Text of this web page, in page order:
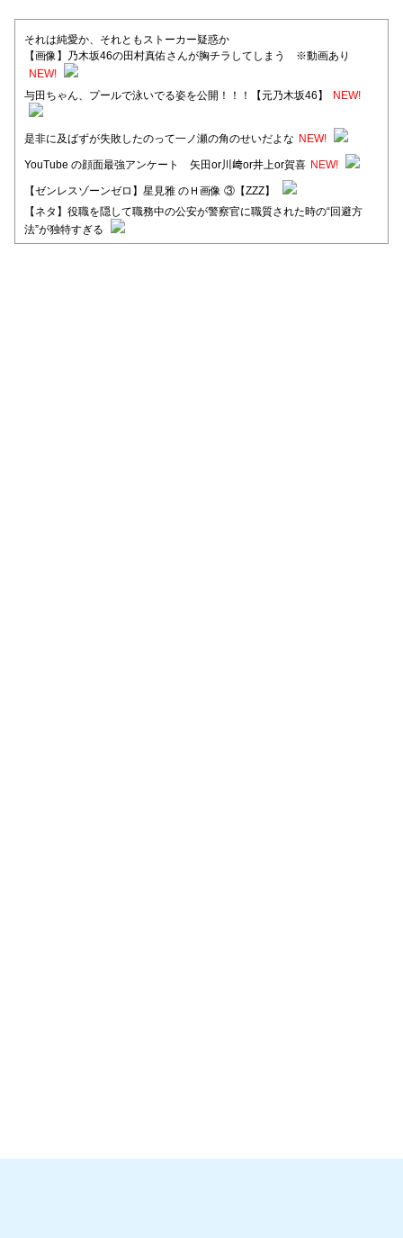
それは純愛か、それともストーカー疑惑か
【画像】乃木坂46の田村真佑さんが胸チラしてしまう ※動画あり
NEW!
与田ちゃん、プールで泳いでる姿を公開！！！【元乃木坂46】
NEW!
是非に及ばずが失敗したのって一ノ瀬の角のせいだよな NEW!
YouTube の顔面最強アンケート 矢田or川﨑or井上or賀喜 NEW!
【ゼンレスゾーンゼロ】星見雅 のＨ画像 ③【ZZZ】
【ネタ】役職を隠して職務中の公安が警察官に職質された時の“回避方
法”が独特すぎる